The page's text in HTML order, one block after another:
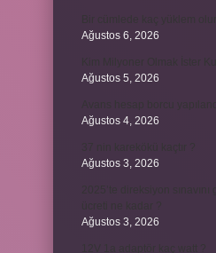
Ağustos 6, 2026
Ağustos 5, 2026
Ağustos 4, 2026
Ağustos 3, 2026
Ağustos 3, 2026